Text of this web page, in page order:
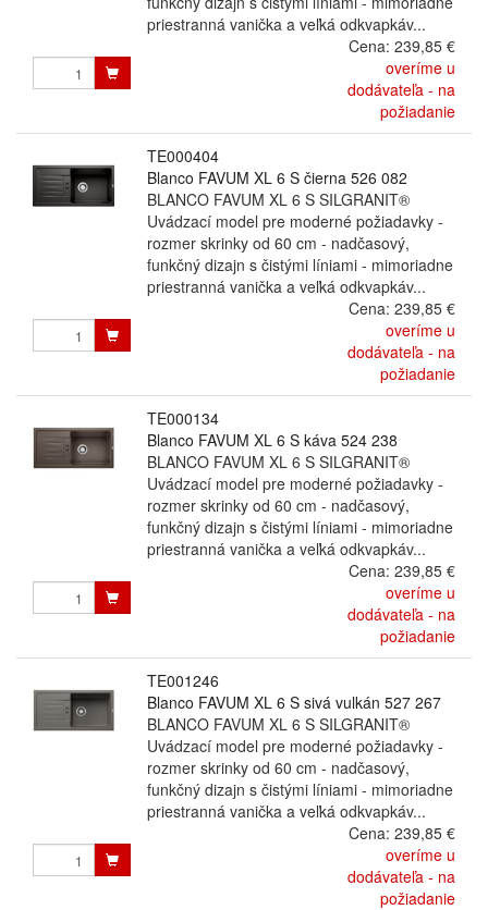
priestranná vanička a veľká odkvapkáv...
Cena: 239,85 €
overíme u
dodávateľa - na
požiadanie
TE000404
Blanco FAVUM XL 6 S čierna 526 082
BLANCO FAVUM XL 6 S SILGRANIT®
Uvádzací model pre moderné požiadavky -
rozmer skrinky od 60 cm - nadčasový,
funkčný dizajn s čistými líniami - mimoriadne
priestranná vanička a veľká odkvapkáv...
Cena: 239,85 €
overíme u
dodávateľa - na
požiadanie
TE000134
Blanco FAVUM XL 6 S káva 524 238
BLANCO FAVUM XL 6 S SILGRANIT®
Uvádzací model pre moderné požiadavky -
rozmer skrinky od 60 cm - nadčasový,
funkčný dizajn s čistými líniami - mimoriadne
priestranná vanička a veľká odkvapkáv...
Cena: 239,85 €
overíme u
dodávateľa - na
požiadanie
TE001246
Blanco FAVUM XL 6 S sivá vulkán 527 267
BLANCO FAVUM XL 6 S SILGRANIT®
Uvádzací model pre moderné požiadavky -
rozmer skrinky od 60 cm - nadčasový,
funkčný dizajn s čistými líniami - mimoriadne
priestranná vanička a veľká odkvapkáv...
Cena: 239,85 €
overíme u
dodávateľa - na
požiadanie